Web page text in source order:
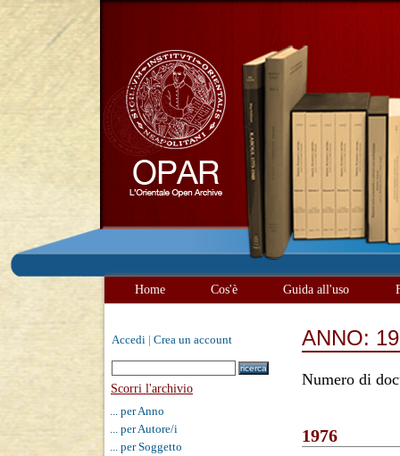
Home Cos'è Guida all'uso
Accedi Crea un account
Scorri l'archivio
... per Anno
... per Autore/i
... per Soggetto
ANNO:
Numero di
1976